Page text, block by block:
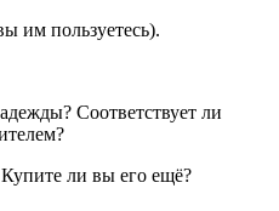
им пользуетесь).
Соответствует ли
ли вы его ещё?